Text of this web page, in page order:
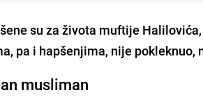
su za života muftije
pa i hapšenjima, nije pokleknuo,
musliman